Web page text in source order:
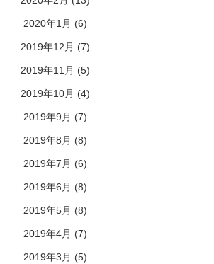
2020年1月 (6)
2019年12月 (7)
2019年11月 (5)
2019年10月 (4)
2019年9月 (7)
2019年8月 (8)
2019年7月 (6)
2019年6月 (8)
2019年5月 (8)
2019年4月 (7)
2019年3月 (5)